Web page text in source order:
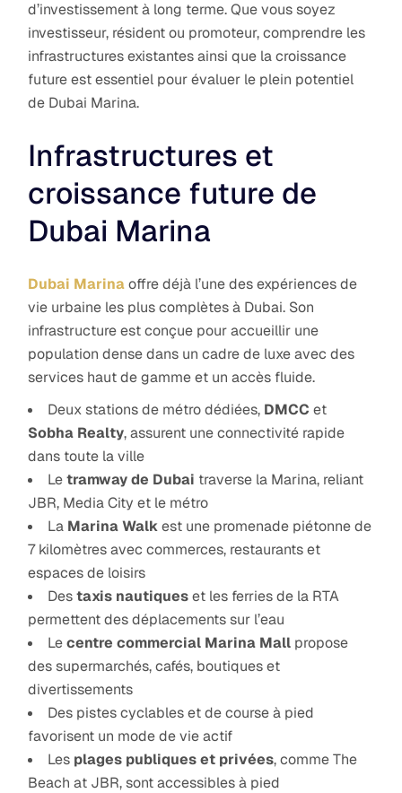
d’investissement à long terme. Que vous soyez
investisseur, résident ou promoteur, comprendre les
infrastructures existantes ainsi que la croissance
future est essentiel pour évaluer le plein potentiel
de Dubai Marina.
Infrastructures et
croissance future de
Dubai Marina
Dubai Marinaoffre déjà l’une des expériences de
vie urbaine les plus complètes à Dubai. Son
infrastructure est conçue pour accueillir une
population dense dans un cadre de luxe avec des
services haut de gamme et un accès fluide.
Deux stations de métro dédiées, DMCC et
Sobha Realty, assurent une connectivité rapide
dans toute la ville
Letramway de Dubai traverse la Marina, reliant
JBR, Media City et le métro
La Marina Walkest une promenade piétonne de
7 kilomètres avec commerces, restaurants et
espaces de loisirs
Destaxis nautiqueset les ferries de la RTA
permettent des déplacements sur l’eau
Lecentre commercial Marina Mall propose
des supermarchés, cafés, boutiques et
divertissements
Des pistes cyclables et de course à pied
favorisent un mode de vie actif
Les plages publiques et privées, comme The
Beach at JBR, sont accessibles à pied